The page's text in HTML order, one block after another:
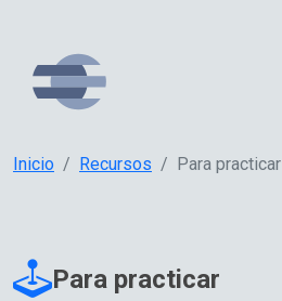
Inicio Recursos Para practicar
Para practicar